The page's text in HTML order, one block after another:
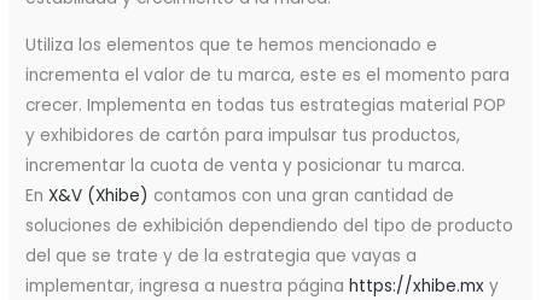
Utiliza los elementos que te hemos mencionado e
incrementa el valor de tu marca, este es el momento para
crecer. Implementa en todas tus estrategias material POP
y exhibidores de cartón para impulsar tus productos,
incrementar la cuota de venta y posicionar tu marca.
EnX&V (Xhibe) contamos con una gran cantidad de
soluciones de exhibición dependiendo del tipo de producto
del que se trate y de la estrategia que vayas a
implementar, ingresa a nuestra páginahttps://xhibe.mx y